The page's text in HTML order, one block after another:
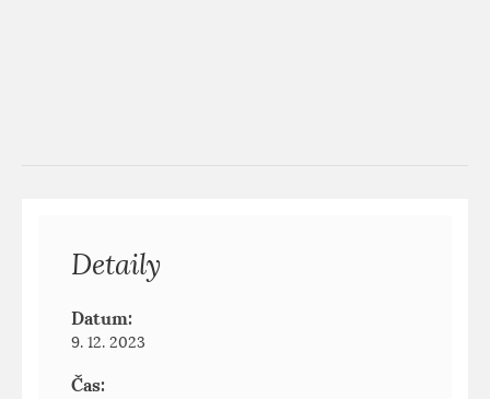
Detaily
Datum:
9. 12. 2023
Čas: